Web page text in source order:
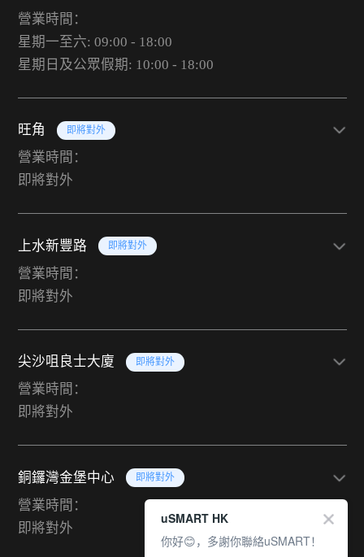
營業時間：
星期一至六: 09:00 - 18:00
星期日及公眾假期: 10:00 - 18:00
旺角 即將對外
營業時間：
即將對外
上水新豐路 即將對外
營業時間：
即將對外
尖沙咀良士大廈 即將對外
營業時間：
即將對外
銅鑼灣金堡中心 即將對外
營業時間：
即將對外
uSMART HK
你好😊，多謝你聯絡uSMART！